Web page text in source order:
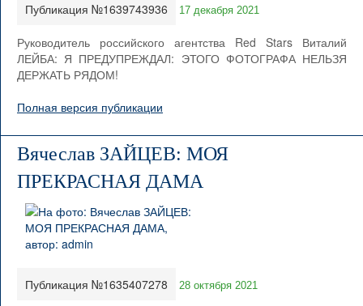
Публикация №1639743936 17 декабря 2021
Руководитель российского агентства Red Stars Виталий
ЛЕЙБА: Я ПРЕДУПРЕЖДАЛ: ЭТОГО ФОТОГРАФА НЕЛЬЗЯ
ДЕРЖАТЬ РЯДОМ!
Полная версия публикации
Вячеслав ЗАЙЦЕВ: МОЯ
ПРЕКРАСНАЯ ДАМА
Публикация №1635407278 28 октября 2021